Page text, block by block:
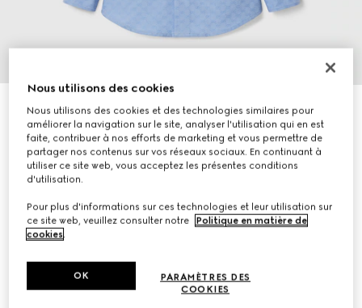
Chemise pour enfant en coton Oxford GG
CHF 440
Nous utilisons des cookies
Nous utilisons des cookies et des technologies similaires pour
améliorer la navigation sur le site, analyser l'utilisation qui en est
faite, contribuer à nos efforts de marketing et vous permettre de
partager nos contenus sur vos réseaux sociaux. En continuant à
utiliser ce site web, vous acceptez les présentes conditions
d'utilisation.
Pour plus d'informations sur ces technologies et leur utilisation sur
ce site web, veuillez consulter notre
Politique en matière de
cookies.
PARAMÈTRES DES
COOKIES
OK